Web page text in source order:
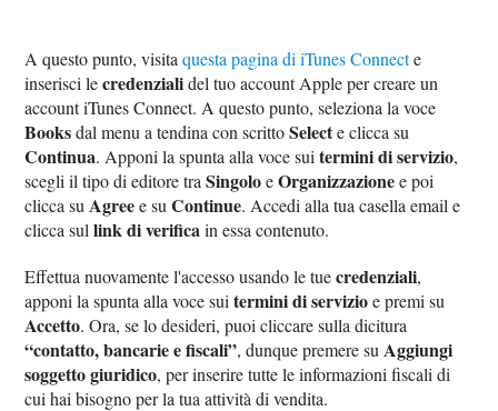
A questo punto, visitaquesta pagina di iTunes Connecte
inserisci lecredenzialidel tuo account Apple per creare un
account iTunes Connect. A questo punto, seleziona la voce
Booksdal menu a tendina con scrittoSelecte clicca su
Continua. Apponi la spunta alla voce suitermini di servizio,
scegli il tipo di editore traSingoloeOrganizzazionee poi
clicca su Agreee suContinue. Accedi alla tua casella email e
clicca sullink di verificain essa contenuto.
Effettua nuovamente l'accesso usando le tuecredenziali,
apponi la spunta alla voce suitermini di servizioe premi su
Accetto. Ora, se lo desideri, puoi cliccare sulla dicitura
“contatto, bancarie e fiscali”, dunque premere su Aggiungi
soggetto giuridico, per inserire tutte le informazioni fiscali di
cui hai bisogno per la tua attività di vendita.